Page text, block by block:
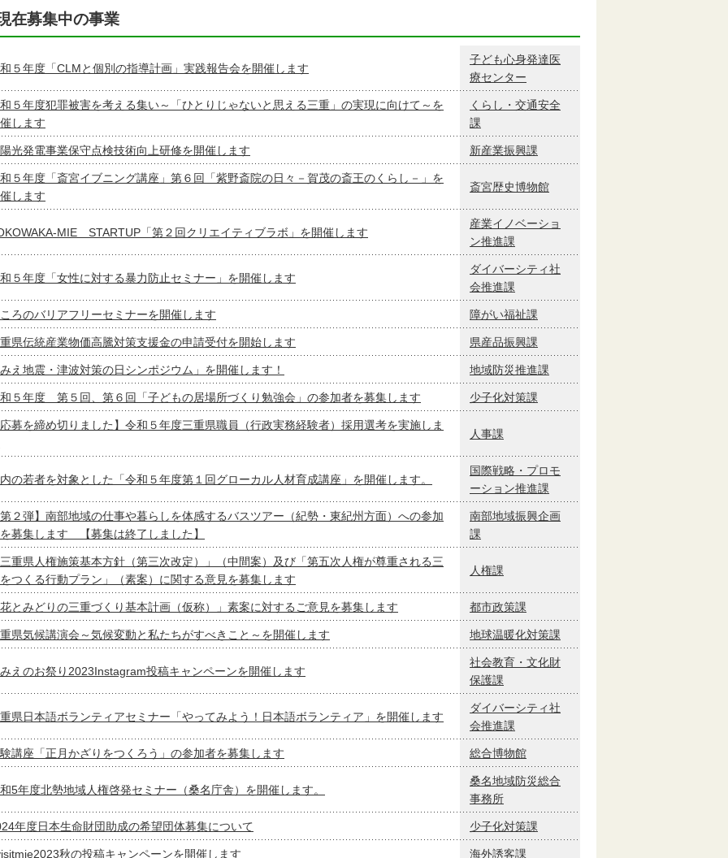
在募集中の事業
５年度「CLMと個別の指導計画」実践報告会を開催します
子ども心身発達医
療センター
５年度犯罪被害を考える集い～「ひとりじゃないと思える三重」の実現に向けて～を
します
くらし・交通安全
課
光発電事業保守点検技術向上研修を開催します 新産業振興課
５年度「斎宮イブニング講座」第６回「紫野斎院の日々－賀茂の斎王のくらし－」を
します
斎宮歴史博物館
MIE STARTUP「第２回クリエイティブラボ」を開催します
産業イノベーショ
ン推進課
５年度「女性に対する暴力防止セミナー」を開催します
ダイバーシティ社
会推進課
ろのバリアフリーセミナーを開催します 障がい福祉課
県伝統産業物価高騰対策支援金の申請受付を開始します 県産品振興課
みえ地震・津波対策の日シンポジウム」を開催します！ 地域防災推進課
５年度 第５回、第６回「子どもの居場所づくり勉強会」の参加者を募集します 少子化対策課
応募を締め切りました】令和５年度三重県職員（行政実務経験者）採用選考を実施しま
人事課
の若者を対象とした「令和５年度第１回グローカル人材育成講座」を開催します。
国際戦略・プロモ
ーション推進課
第２弾】南部地域の仕事や暮らしを体感するバスツアー（紀勢・東紀州方面）への参加
募集します 【募集は終了しました】
南部地域振興企画
課
三重県人権施策基本方針（第三次改定）」（中間案）及び「第五次人権が尊重される三
つくる行動プラン」（素案）に関する意見を募集します
人権課
花とみどりの三重づくり基本計画（仮称）」素案に対するご意見を募集します 都市政策課
県気候講演会～気候変動と私たちがすべきこと～を開催します 地球温暖化対策課
みえのお祭り2023Instagram投稿キャンペーンを開催します
社会教育・文化財
保護課
県日本語ボランティアセミナー「やってみよう！日本語ボランティア」を開催します
ダイバーシティ社
会推進課
講座「正月かざりをつくろう」の参加者を募集します 総合博物館
5年度北勢地域人権啓発セミナー（桑名庁舎）を開催します。
桑名地域防災総合
事務所
年度日本生命財団助成の希望団体募集について 少子化対策課
秋の投稿キャンペーンを開催します 海外誘客課